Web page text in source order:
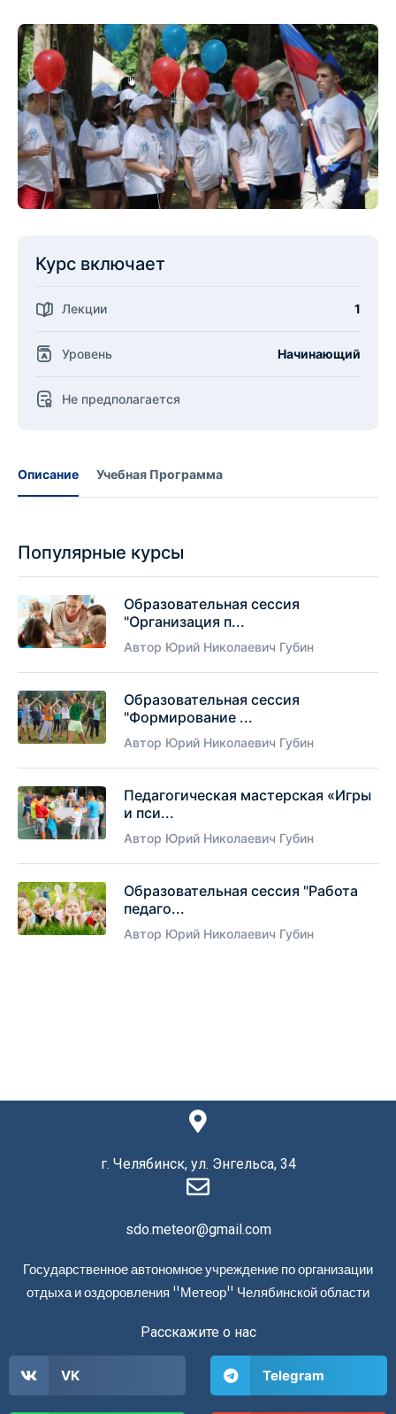
Описание Учебная Программа
Курс включает
Лекции 1
Уровень Начинающий
Не предполагается
Популярные курсы
Образовательная сессия
"Организация п...
Автор Юрий Николаевич Губин
Образовательная сессия
"Формирование ...
Автор Юрий Николаевич Губин
Педагогическая мастерская «Игры
и пси...
Автор Юрий Николаевич Губин
Образовательная сессия "Работа
педаго...
Автор Юрий Николаевич Губин
г. Челябинск, ул. Энгельса, 34
sdo.meteor@gmail.com
Государственное автономное учреждение по организации
отдыха и оздоровления "Метеор" Челябинской области
Расскажите о нас
VK Telegram